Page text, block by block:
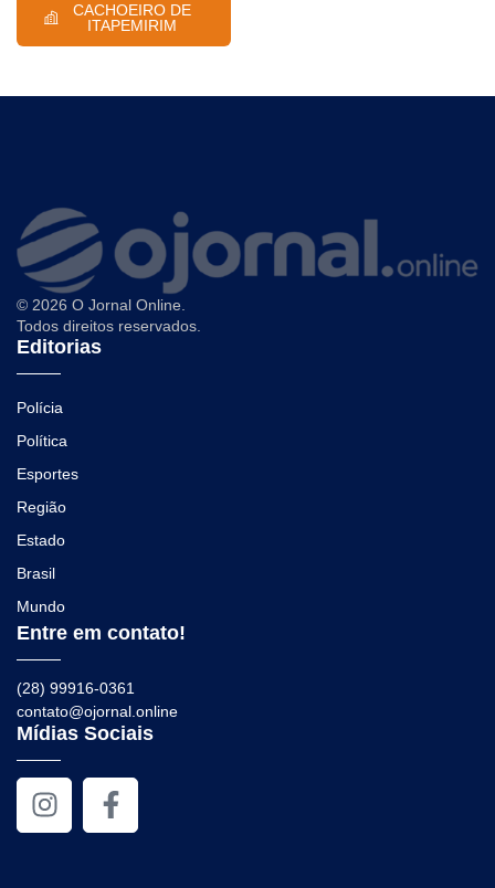
CACHOEIRO DE
ITAPEMIRIM
© 2026 O Jornal Online.
Todos direitos reservados.
Editorias
Polícia
Política
Esportes
Região
Estado
Brasil
Mundo
Entre em contato!
(28) 99916-0361
contato@ojornal.online
Mídias Sociais